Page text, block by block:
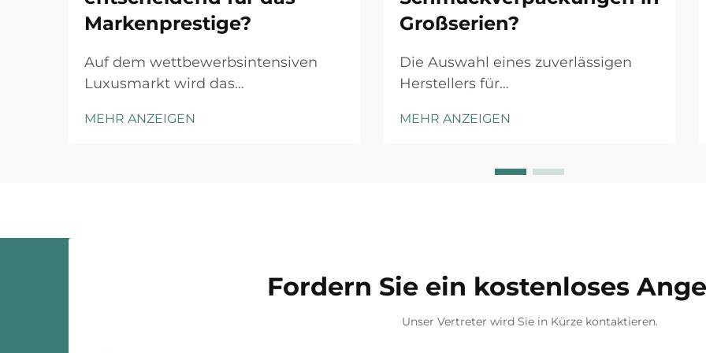
Markenprestige?
Auf dem wettbewerbsintensiven
Luxusmarkt wird das
Aufmerksamkeit für jeden
MEHR ANZEIGEN
Großserien?
Die Auswahl eines zuverlässigen
Herstellers für
Großserien ist eine entscheidende
Einfluss auf Ihren Markenruf, Ihre
Geschäft ausbauen ...
MEHR ANZEIGEN
Fordern Sie ein kostenloses
Unser Vertreter wird Sie in Kürze kontaktieren.